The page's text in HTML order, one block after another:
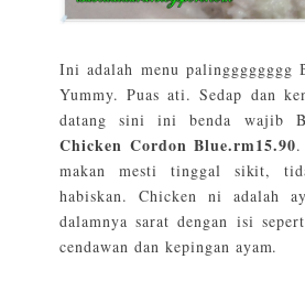
Ini adalah menu palingggggggg
Yummy. Puas ati. Sedap dan
datang sini ini benda wajib
Chicken Cordon Blue.rm15.90
makan mesti tinggal sikit,
habiskan. Chicken ni adalah
dalamnya sarat dengan isi
cendawan dan kepingan ayam.